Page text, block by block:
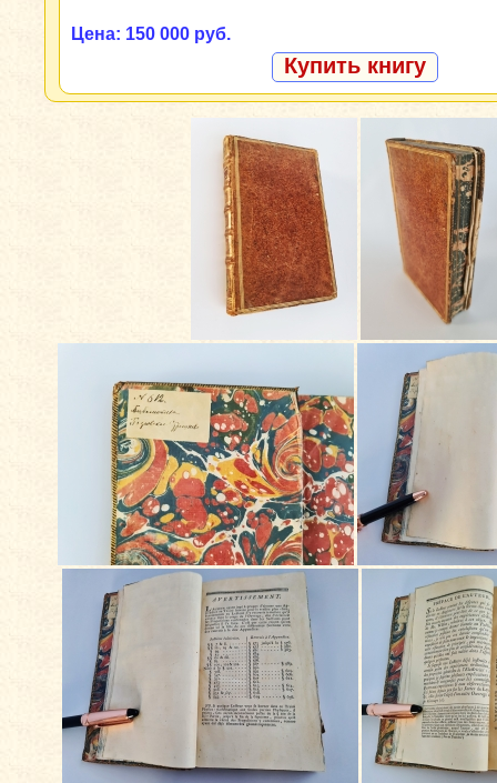
Цена: 150 000 руб.
Купить книгу